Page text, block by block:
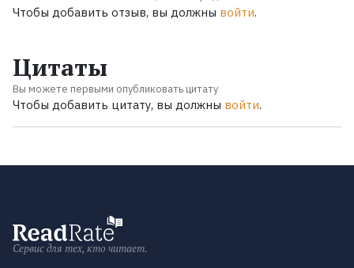
Чтобы добавить отзыв, вы должны войти.
Цитаты
Вы можете первыми опубликовать цитату
Чтобы добавить цитату, вы должны войти.
Сервис для тех, кто читает.